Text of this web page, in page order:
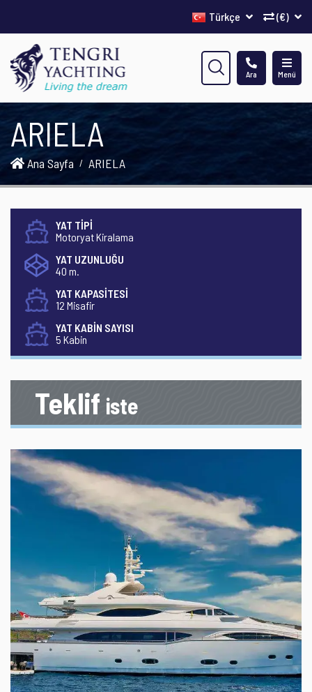
(€)
Türkçe
Menü
Ara
ARIELA
Ana Sayfa ARIELA
YAT TİPİ
Motoryat Kiralama
YAT UZUNLUĞU
40 m.
YAT KAPASİTESİ
12 Misafir
YAT KABİN SAYISI
5 Kabin
Teklif iste